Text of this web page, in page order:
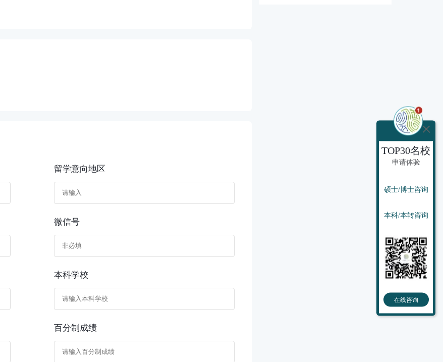
TOP30名校
申请体验
硕士/博士咨询
本科/本转咨询
在线咨询
留学意向地区
微信号
本科学校
百分制成绩